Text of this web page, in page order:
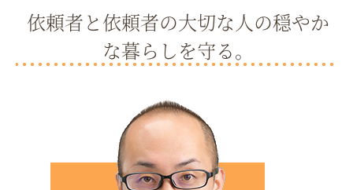
依頼者と依頼者の大切な人の穏やか
な暮らしを守る。